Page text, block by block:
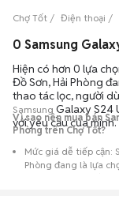
Chợ Tốt Điện thoại
Hiện có hơn 0 lựa
Đồ Sơn, Hải Phòng
thao tác lọc, người
Samsung Galaxy S24
với yêu cầu của mình.
Vì sao nên mua bán
Phòng trên Chợ Tốt?
Mức giá dễ tiếp cận:
Phòng đang là lựa
dòng máy này với